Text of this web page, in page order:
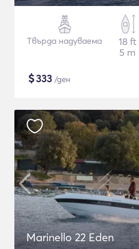
Твърда надуваема
18 ft
5 m
$333 /ден
Marinello 22 Eden